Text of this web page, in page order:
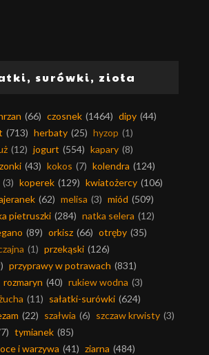
surówki, zioła
(66) czosnek (1464) dipy (44)
(713) herbaty (25) hyzop (1)
(12) jogurt (554) kapary (8)
(43) kokos (7) kolendra (124)
(3) koperek (129) kwiatożercy (106)
(62) melisa (3) miód (509)
pietruszki (284) natka selera (12)
(89) orkisz (66) otręby (35)
(1) przekąski (126)
przyprawy w potrawach (831)
rozmaryn (40) rukiew wodna (3)
(11) sałatki-surówki (624)
(22) szałwia (6) szczaw krwisty (3)
tymianek (85)
i warzywa (41) ziarna (484)